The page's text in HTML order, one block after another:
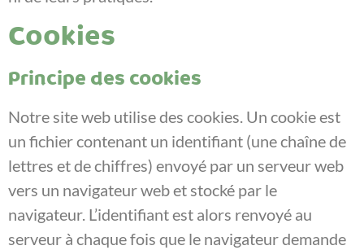
Cookies
Principe des cookies
Notre site web utilise des cookies. Un cookie est
un fichier contenant un identifiant (une chaîne de
lettres et de chiffres) envoyé par un serveur web
vers un navigateur web et stocké par le
navigateur. L’identifiant est alors renvoyé au
serveur à chaque fois que le navigateur demande